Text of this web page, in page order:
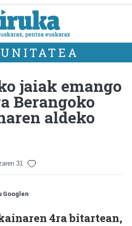
jaiak emango
Berangoko
aldeko
31
Googlen
4ra bitartean,